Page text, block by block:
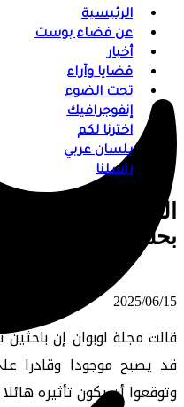
الرئيسية
عن فضاء بوست
أخبار
قضايا وآراء
تحت الضوء
إنفوجرافيك
اخترنا لكم
بلسان عربي
راسلنا
الذكاء الاصطناعي
بحلول عام 2027
⠀ 2025/06/15
قالت مجلة لوبوان إن باحثين
وتوقعوا أن يكون تأثيره